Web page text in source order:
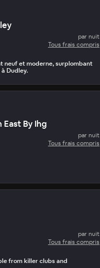
par nuit
Tous frais compris
neuf et moderne, surplombant
Dudley.
By Ihg
par nuit
Tous frais compris
par nuit
Tous frais compris
from killer clubs and